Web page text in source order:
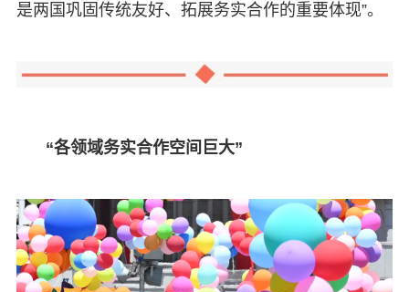
是两国巩固传统友好、拓展务实合作的重要体现”。
“各领域务实合作空间巨大”